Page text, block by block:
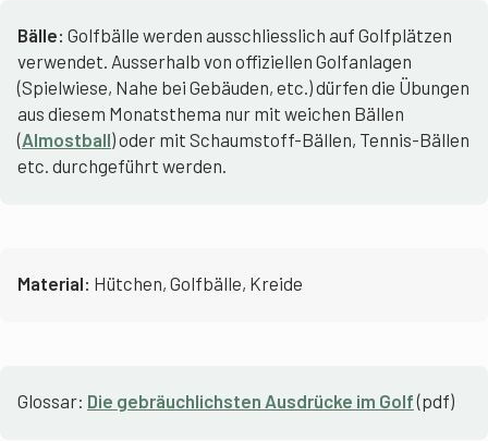
Bälle: Golfbälle werden ausschliesslich auf Golfplätzen
verwendet. Ausserhalb von offiziellen Golfanlagen
(Spielwiese, Nahe bei Gebäuden, etc.) dürfen die Übungen
aus diesem Monatsthema nur mit weichen Bällen
(Almostball) oder mit Schaumstoff-Bällen, Tennis-Bällen
etc. durchgeführt werden.
Material: Hütchen, Golfbälle, Kreide
Glossar: Die gebräuchlichsten Ausdrücke im Golf(pdf)